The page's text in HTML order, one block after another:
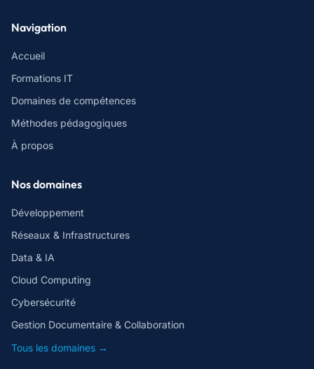
Navigation
Accueil
Formations IT
Domaines de compétences
Méthodes pédagogiques
À propos
Nos domaines
Développement
Réseaux & Infrastructures
Data & IA
Cloud Computing
Cybersécurité
Gestion Documentaire & Collaboration
Tous les domaines →